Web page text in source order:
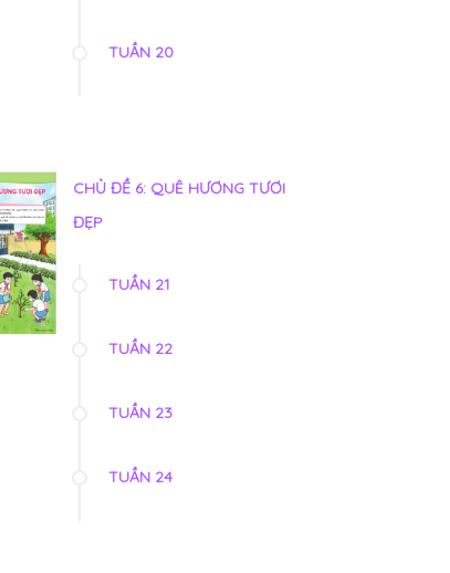
TUẦN 20
CHỦ ĐỀ 6: QUÊ HƯƠNG TƯƠI
ĐẸP
TUẦN 21
TUẦN 22
TUẦN 23
TUẦN 24